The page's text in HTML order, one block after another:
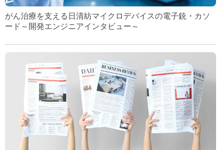
がん治療を支える日清紡マイクロデバイスの電子銃・カソ
ード～開発エンジニアインタビュー～